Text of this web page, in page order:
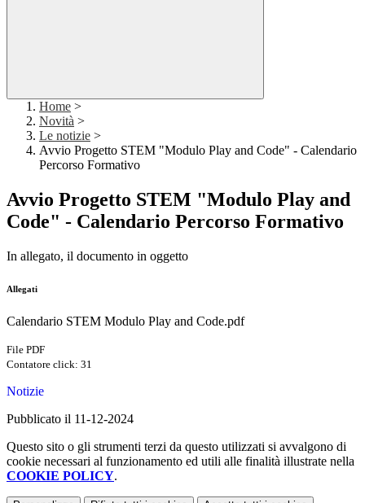
Home >
Novità >
Le notizie >
Avvio Progetto STEM "Modulo Play and Code" - Calendario
Percorso Formativo
Avvio Progetto STEM "Modulo Play and
Code" - Calendario Percorso Formativo
In allegato, il documento in oggetto
Allegati
Calendario STEM Modulo Play and Code.pdf
File PDF
Contatore click: 31
Notizie
Pubblicato il 11-12-2024
Questo sito o gli strumenti terzi da questo utilizzati si avvalgono di
cookie necessari al funzionamento ed utili alle finalità illustrate nella
COOKIE POLICY.